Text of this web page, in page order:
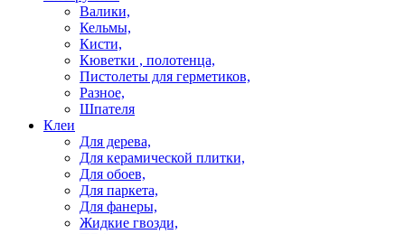
Валики,
Кельмы,
Кисти,
Кюветки , полотенца,
Пистолеты для герметиков,
Разное,
Шпателя
Клеи
Для дерева,
Для керамической плитки,
Для обоев,
Для паркета,
Для фанеры,
Жидкие гвозди,